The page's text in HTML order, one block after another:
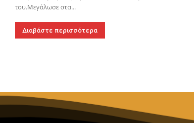
του.Μεγάλωσε στα...
Διαβάστε περισσότερα